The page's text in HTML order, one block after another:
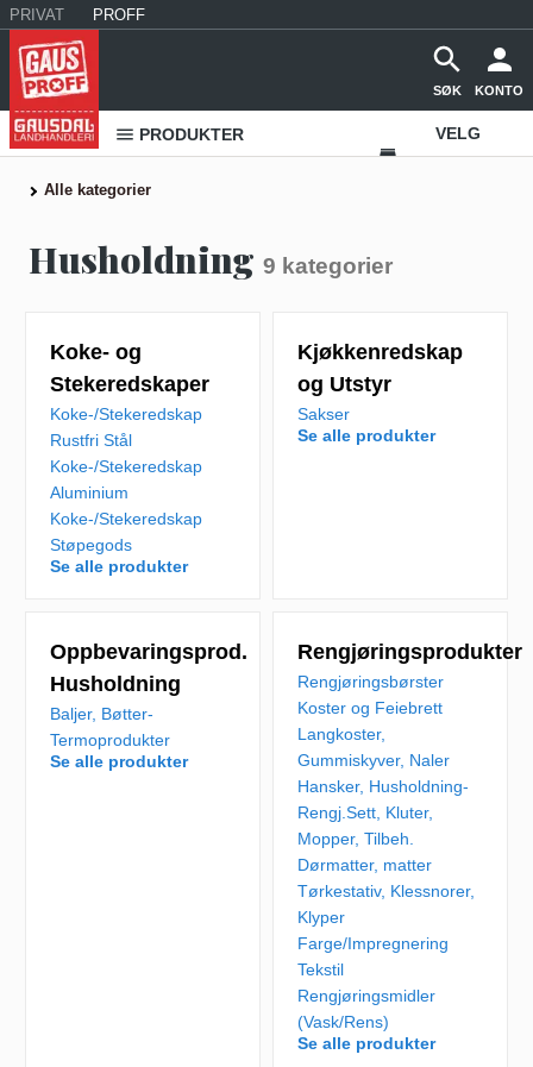
PRIVAT PROFF
SØK KONTO
PRODUKTER VELG
Alle kategorier
Husholdning 9 kategorier
Koke- og
Stekeredskaper
Koke-/Stekeredskap
Rustfri Stål
Koke-/Stekeredskap
Aluminium
Koke-/Stekeredskap
Støpegods
Se alle produkter
Kjøkkenredskap
og Utstyr
Sakser
Se alle produkter
Oppbevaringsprod.
Husholdning
Baljer, Bøtter-
Termoprodukter
Se alle produkter
Rengjøringsprodukter
Rengjøringsbørster
Koster og Feiebrett
Langkoster,
Gummiskyver, Naler
Hansker, Husholdning-
Rengj.Sett, Kluter,
Mopper, Tilbeh.
Dørmatter, matter
Tørkestativ, Klessnorer,
Klyper
Farge/Impregnering
Tekstil
Rengjøringsmidler
(Vask/Rens)
Se alle produkter